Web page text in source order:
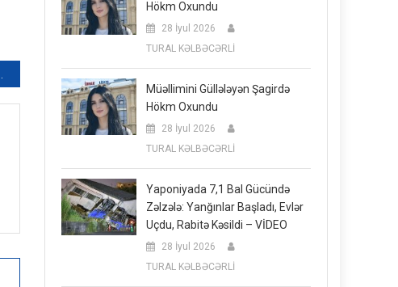
Hökm Oxundu
28 İyul 2026
TURAL KƏLBƏCƏRLİ
Müəllimini Güllələyən Şagirdə
Hökm Oxundu
28 İyul 2026
TURAL KƏLBƏCƏRLİ
Yaponiyada 7,1 Bal Gücündə
Zəlzələ: Yanğınlar Başladı, Evlər
Uçdu, Rabitə Kəsildi – VİDEO
28 İyul 2026
TURAL KƏLBƏCƏRLİ